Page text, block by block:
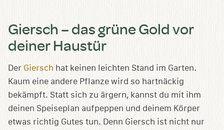
Giersch – das grüne Gold vor
deiner Haustür
Der Giersch hat keinen leichten Stand im Garten.
Kaum eine andere Pflanze wird so hartnäckig
bekämpft. Statt sich zu ärgern, kannst du mit ihm
deinen Speiseplan aufpeppen und deinem Körper
etwas richtig Gutes tun. Denn Giersch ist nicht nur